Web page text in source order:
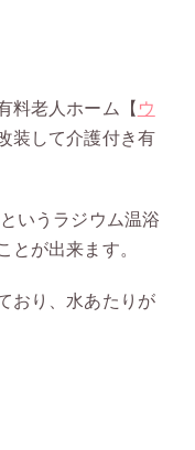
料老人ホーム【 ウ
装して介護付き有
いうラジウム温浴
とが出来ます。
おり、水あたりが